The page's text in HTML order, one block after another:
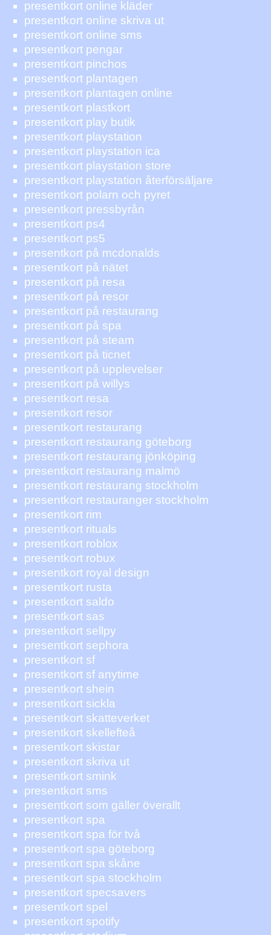
presentkort online kläder
presentkort online skriva ut
presentkort online sms
presentkort pengar
presentkort pinchos
presentkort plantagen
presentkort plantagen online
presentkort plastkort
presentkort play butik
presentkort playstation
presentkort playstation ica
presentkort playstation store
presentkort playstation återförsäljare
presentkort polarn och pyret
presentkort pressbyrån
presentkort ps4
presentkort ps5
presentkort på mcdonalds
presentkort på nätet
presentkort på resa
presentkort på resor
presentkort på restaurang
presentkort på spa
presentkort på steam
presentkort på ticnet
presentkort på upplevelser
presentkort på willys
presentkort resa
presentkort resor
presentkort restaurang
presentkort restaurang göteborg
presentkort restaurang jönköping
presentkort restaurang malmö
presentkort restaurang stockholm
presentkort restauranger stockholm
presentkort rim
presentkort rituals
presentkort roblox
presentkort robux
presentkort royal design
presentkort rusta
presentkort saldo
presentkort sas
presentkort sellpy
presentkort sephora
presentkort sf
presentkort sf anytime
presentkort shein
presentkort sickla
presentkort skatteverket
presentkort skellefteå
presentkort skistar
presentkort skriva ut
presentkort smink
presentkort sms
presentkort som gäller överallt
presentkort spa
presentkort spa för två
presentkort spa göteborg
presentkort spa skåne
presentkort spa stockholm
presentkort specsavers
presentkort spel
presentkort spotify